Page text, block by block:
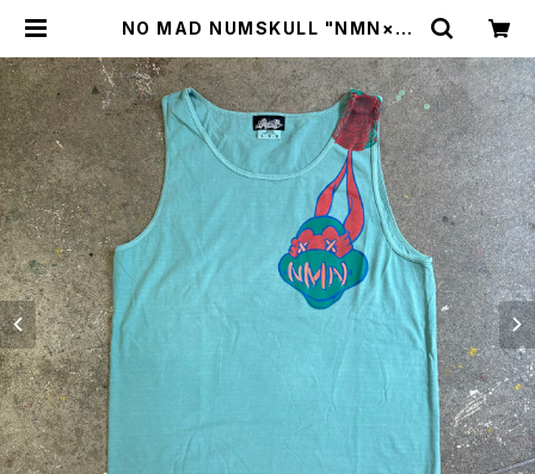
NO MAD NUMSKULL "NMN×壊
EAFORM.L) | BREAKERS(Z)